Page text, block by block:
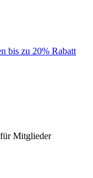
bis zu 20% Rabatt
für Mitglieder